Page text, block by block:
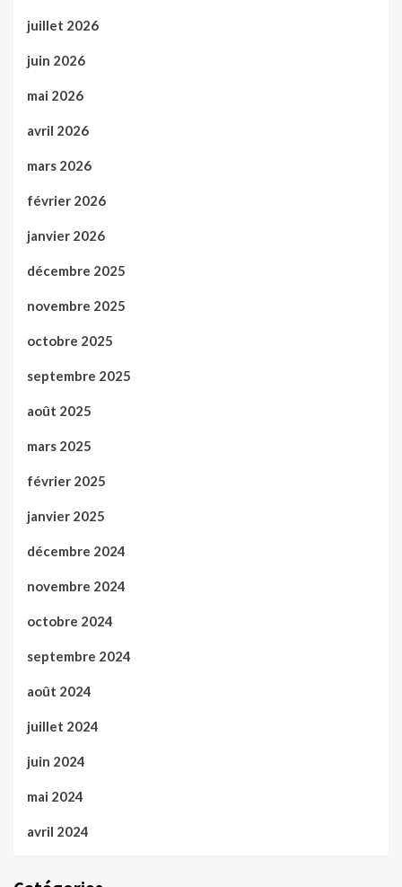
juillet 2026
juin 2026
mai 2026
avril 2026
mars 2026
février 2026
janvier 2026
décembre 2025
novembre 2025
octobre 2025
septembre 2025
août 2025
mars 2025
février 2025
janvier 2025
décembre 2024
novembre 2024
octobre 2024
septembre 2024
août 2024
juillet 2024
juin 2024
mai 2024
avril 2024